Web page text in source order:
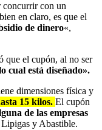
concurrir con un
en claro, es que el
de dinero«,
que el cupón, al no ser
cual está diseñado».
dimensiones física y
15 kilos. El cupón
de las empresas
y Abastible.